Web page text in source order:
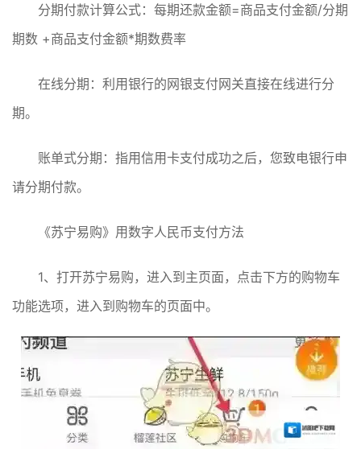
分期付款计算公式：每期还款金额=商品支付金额/分期
期数 +商品支付金额*期数费率
在线分期：利用银行的网银支付网关直接在线进行分
期。
账单式分期：指用信用卡支付成功之后，您致电银行申
请分期付款。
《苏宁易购》用数字人民币支付方法
1、打开苏宁易购，进入到主页面，点击下方的购物车
功能选项，进入到购物车的页面中。